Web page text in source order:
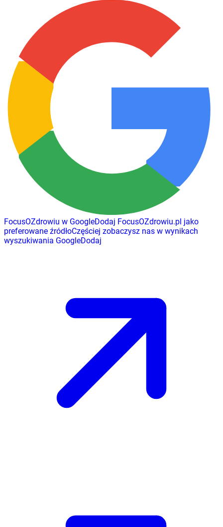
FocusOZdrowiu w GoogleDodaj FocusOZdrowiu.pl jako
preferowane źródłoCzęściej zobaczysz nas w wynikach
wyszukiwania GoogleDodaj